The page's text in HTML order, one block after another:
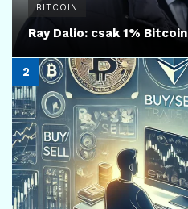
BITCOIN
Ray Dalio: csak 1% Bitcoin